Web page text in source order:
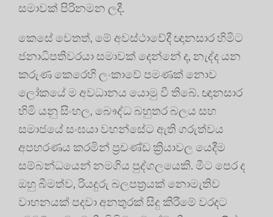
සමාවක් පිරිනමන ලදී.
කෙසේ වෙතත්, මේ අවස්ථාවේදී ඥානසාර හිමිට
ජනාධිපතිවරයා සමාවක් දෙන්නේ ද, නැද්ද යන
කරුණ කෙරෙහි ලංකාවේ පමණක් නොව
ලෝකයේ ම අවධානය යොමු වී තිබේ. ඥානසාර
හිමි යනු සිංහල, බෞද්ධ බහුතර බලය සහ
සමාජයේ සංඝයා වහන්සේට ඇති ගරුත්වය
අපහරණය කරමින් ප්‍රචණ්ඩ ක්‍රියාවල යෙදීම
සම්බන්ධයෙන් නමගිය පුද්ගලයෙකි. මීට පෙර ද
ඔහු බීමත්ව, රියදුරු බලපත්‍රයක් නොමැතිව
වාහනයක් පදවා අනතුරක් සිදු කිරීමේ වරදට